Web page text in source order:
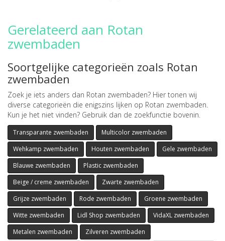
Gerelateerd aan Rotan
zwembaden
Soortgelijke categorieën zoals Rotan
zwembaden
Zoek je iets anders dan Rotan zwembaden? Hier tonen wij
diverse categorieën die enigszins lijken op Rotan zwembaden.
Kun je het niet vinden? Gebruik dan de zoekfunctie bovenin.
Transparante zwembaden
Multicolor zwembaden
Wehkamp zwembaden
Houten zwembaden
Gele zwembaden
Blauwe zwembaden
Plastic zwembaden
Beige / creme zwembaden
Zwarte zwembaden
Grijze zwembaden
Rode zwembaden
Groene zwembaden
Witte zwembaden
Lidl Shop zwembaden
VidaXL zwembaden
Metalen zwembaden
Zilveren zwembaden